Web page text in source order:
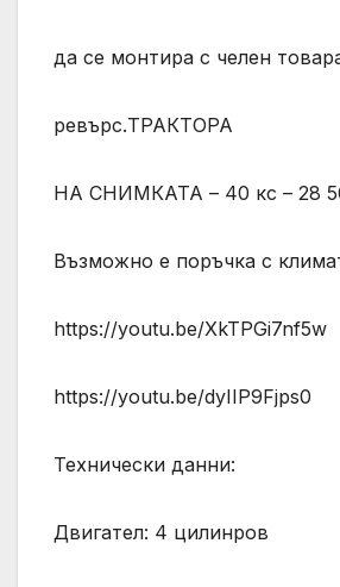
да се монтира с челен
ревърс.ТРАКТОРА
НА СНИМКАТА – 40 кс – 28
Възможно е поръчка с
https://youtu.be/XkTPGi7nf5w
https://youtu.be/dyIIP9Fjps0
Технически данни:
Двигател: 4 цилинров